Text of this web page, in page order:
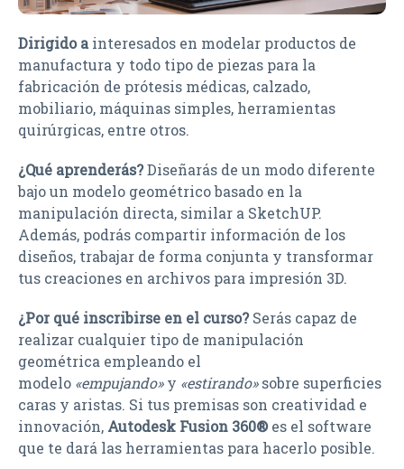
Dirigido ainteresados en modelar productos de
manufactura y todo tipo de piezas para la
fabricación de prótesis médicas, calzado,
mobiliario, máquinas simples, herramientas
quirúrgicas, entre otros.
¿Qué aprenderás?Diseñarás de un modo diferente
bajo un modelo geométrico basado en la
manipulación directa, similar a SketchUP.
Además, podrás compartir información de los
diseños, trabajar de forma conjunta y transformar
tus creaciones en archivos para impresión 3D.
¿Por qué inscribirse en el curso?Serás capaz de
realizar cualquier tipo de manipulación
geométrica empleando el
modelo «empujando»y «estirando»sobre superficies
caras y aristas. Si tus premisas son creatividad e
innovación, Autodesk Fusion 360®es el software
que te dará las herramientas para hacerlo posible.